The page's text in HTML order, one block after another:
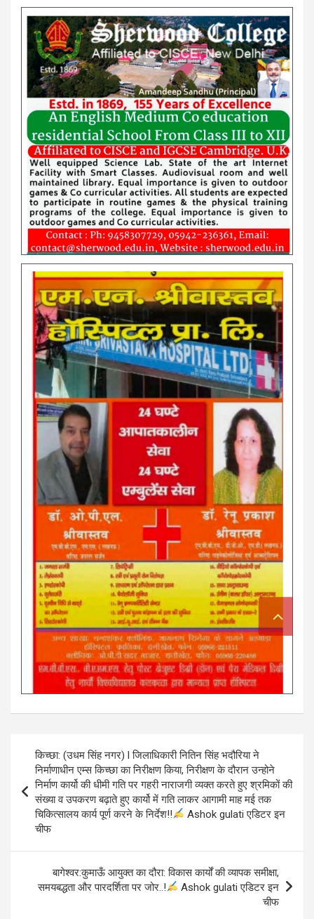
navigation
किच्छा: (उधम सिंह नगर) l जिलाधिकारी नितिन सिंह भदौरिया ने
निर्माणाधीन एम्स किच्छा का निरीक्षण किया, निरीक्षण के दौरान उन्होने
निर्माण कार्यो की धीमी गति पर गहरी नाराजगी व्यक्त करते हुए श्रमिकों की
संख्या व उपकरण बढ़ाते हुए कार्यो में गति लाकर आगामी माह मई तक
चिकित्सालय कार्य पूर्ण करने के निर्देश!!
Ashok gulati एडिटर इन
चीफ
बागेश्वर:कुमाऊँ आयुक्त का दौरा: विकास कार्यों की व्यापक समीक्षा,
समयबद्धता और पारदर्शिता पर जोर..!
Ashok gulati एडिटर इन
चीफ